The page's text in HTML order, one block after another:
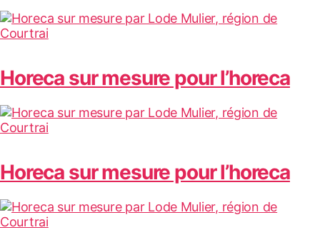
Horeca sur mesure pour l’horeca
Horeca sur mesure pour l’horeca